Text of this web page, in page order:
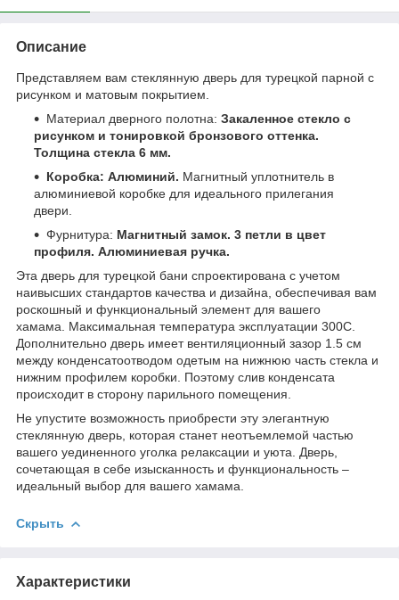
Описание
Представляем вам стеклянную дверь для турецкой парной с
рисунком и матовым покрытием.
Материал дверного полотна: Закаленное стекло с
рисунком и тонировкой бронзового оттенка.
Толщина стекла 6 мм.
Коробка: Алюминий. Магнитный уплотнитель в
алюминиевой коробке для идеального прилегания
двери.
Фурнитура: Магнитный замок. 3 петли в цвет
профиля. Алюминиевая ручка.
Эта дверь для турецкой бани спроектирована с учетом
наивысших стандартов качества и дизайна, обеспечивая вам
роскошный и функциональный элемент для вашего
хамама. Максимальная температура эксплуатации 300С.
Дополнительно дверь имеет вентиляционный зазор 1.5 см
между конденсатоотводом одетым на нижнюю часть стекла и
нижним профилем коробки. Поэтому слив конденсата
происходит в сторону парильного помещения.
Не упустите возможность приобрести эту элегантную
стеклянную дверь, которая станет неотъемлемой частью
вашего уединенного уголка релаксации и уюта. Дверь,
сочетающая в себе изысканность и функциональность –
идеальный выбор для вашего хамама.
Скрыть
Характеристики